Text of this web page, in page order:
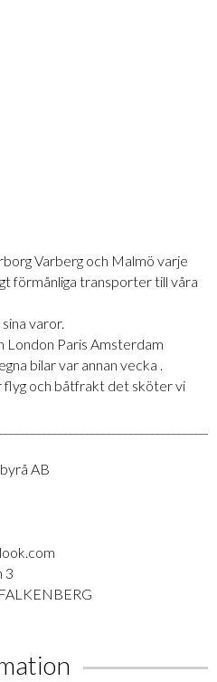
Varberg och Malmö varje
förmånliga transporter till våra
varor.
London Paris Amsterdam
bilar var annan vecka .
flyg och båtfrakt det sköter vi
AB
3